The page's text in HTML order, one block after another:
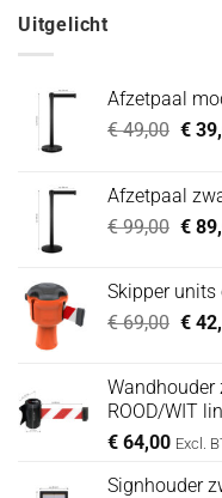
Uitgelicht
Afzetpaal
€49,00
€
€
Afzetpaal
€99,00
€
€
Skipper
€69,00
€
€
Wandhouder
ROOD/WIT
€ 64,00 Excl.
Signhouder